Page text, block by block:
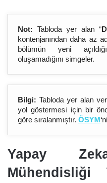
Not: Tabloda yer alan “
kontenjanından daha az
bölümün yeni
oluşamadığını simgeler.
Bilgi: Tabloda yer alan
yol göstermesi için bir
göre sıralanmıştır. ÖSYM
Yapay
Mühendisliği